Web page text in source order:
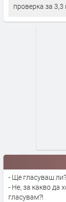
проверка за
- Ще гласуваш ли?
- Не, за какво да
гласувам?!